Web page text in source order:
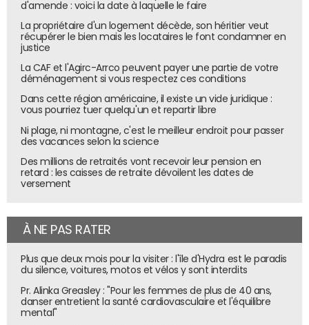
curl -fsSL https://antigravity.google/cli/install.sh |
bash
Le lancement d’Antigravity CLI se fait avec la commande :
“agy” Il faut ensuite se connecter à son compte Google
et c’est tout. Pour cette démonstration, nous
demanderons à l’IA de créer un web app en local sur
notre ordinateur capable d’interroger les capteurs de
température d’Alexa de la maison via Home Assistant. Le
la température de l’ensemble des pièces.
Prompt :
- La température de chaque pièce (capteurs remontés par
- La température du capteur intérieur principal (capteur
mobile, change de pièce)
d'amende : voici la date à laquelle le faire
La propriétaire d'un logement décède, son héritier veut
récupérer le bien mais les locataires le font condamner en
justice
La CAF et l'Agirc-Arrco peuvent payer une partie de votre
déménagement si vous respectez ces conditions
Dans cette région américaine, il existe un vide juridique :
vous pourriez tuer quelqu'un et repartir libre
Ni plage, ni montagne, c'est le meilleur endroit pour passer
des vacances selon la science
Des millions de retraités vont recevoir leur pension en
retard : les caisses de retraite dévoilent les dates de
versement
À NE PAS RATER
Plus que deux mois pour la visiter : l'île d'Hydra est le paradis
du silence, voitures, motos et vélos y sont interdits
Pr. Alinka Greasley : "Pour les femmes de plus de 40 ans,
danser entretient la santé cardiovasculaire et l'équilibre
mental"